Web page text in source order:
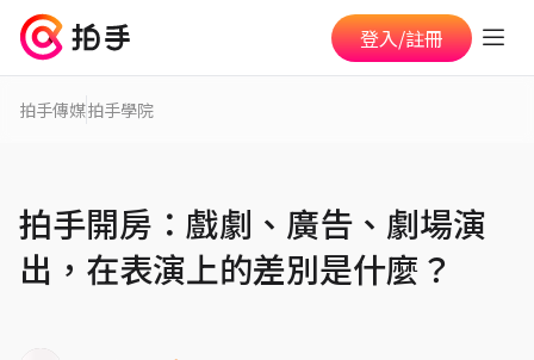
登入/註冊
拍手傳媒拍手學院
拍手開房：戲劇、廣告、劇場演
出，在表演上的差別是什麼？